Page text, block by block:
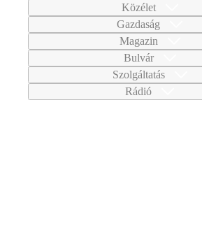
Közélet
Gazdaság
Magazin
Bulvár
Szolgáltatás
Rádió